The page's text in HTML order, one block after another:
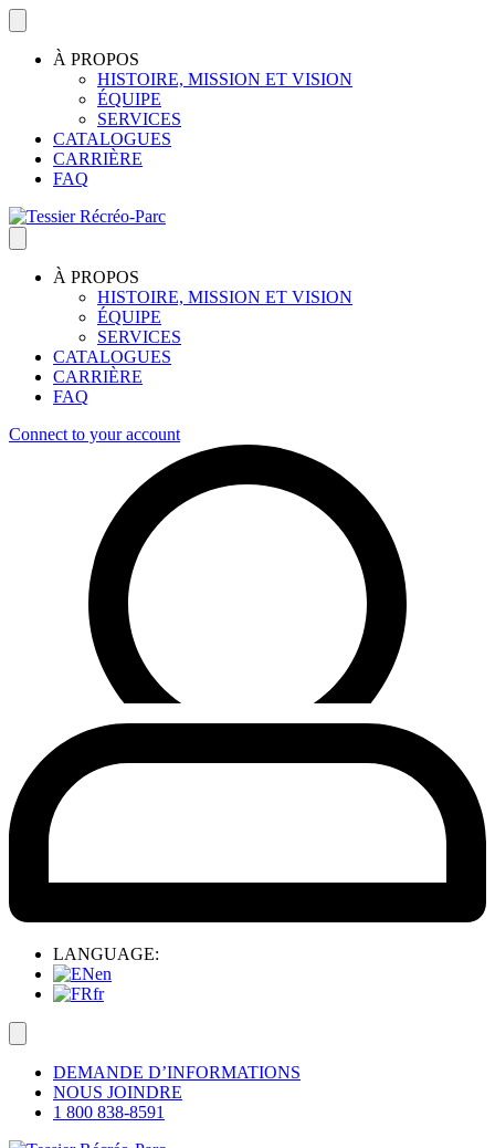
À PROPOS
HISTOIRE, MISSION ET VISION
ÉQUIPE
SERVICES
CATALOGUES
CARRIÈRE
FAQ
À PROPOS
HISTOIRE, MISSION ET VISION
ÉQUIPE
SERVICES
CATALOGUES
CARRIÈRE
FAQ
Connect to your account
LANGUAGE:
en
fr
DEMANDE D’INFORMATIONS
NOUS JOINDRE
1 800 838-8591